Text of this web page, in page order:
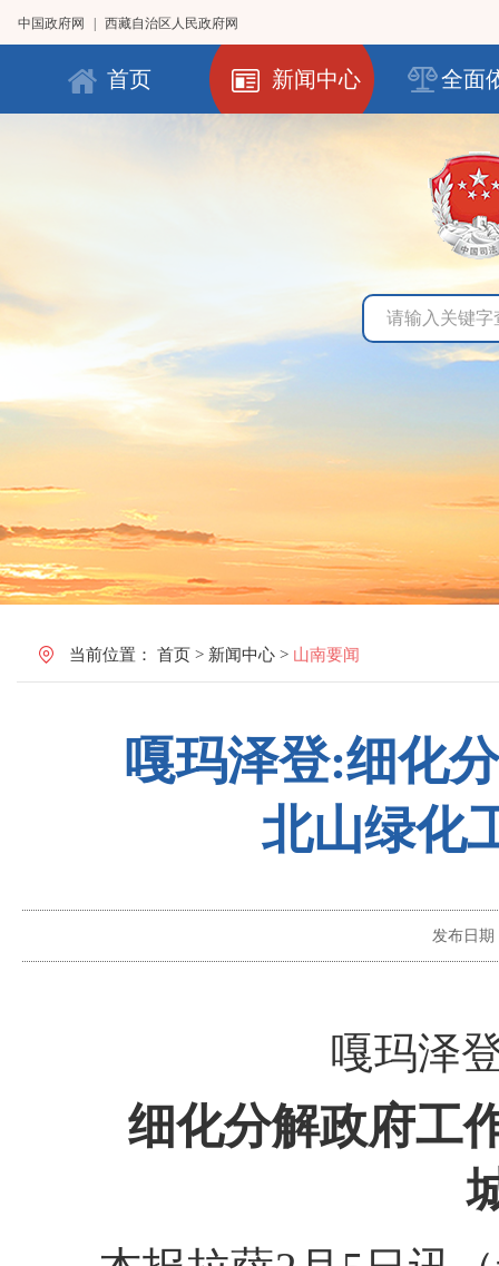
中国政府网 西藏自治区人民政府网
首页 新闻中心 全面
当前位置： 首页 > 新闻中心 > 山南要闻
嘎玛泽登:细化
北山绿化
发布日期
嘎玛泽
细化分解政府工